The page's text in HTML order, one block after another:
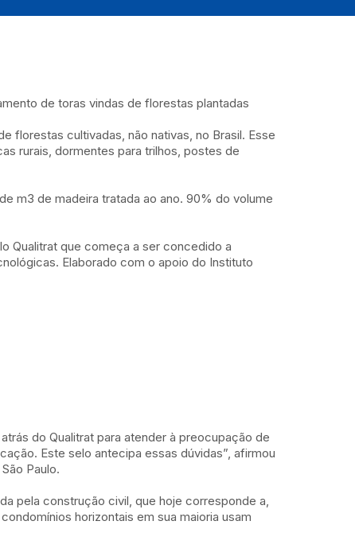
de toras vindas de florestas plantadas
florestas cultivadas, não nativas, no Brasil. Esse
rurais, dormentes para trilhos, postes de
m3 de madeira tratada ao ano. 90% do volume
Qualitrat que começa a ser concedido a
Elaborado com o apoio do Instituto
do Qualitrat para atender à preocupação de
Este selo antecipa essas dúvidas”, afirmou
Paulo.
pela construção civil, que hoje corresponde a,
horizontais em sua maioria usam